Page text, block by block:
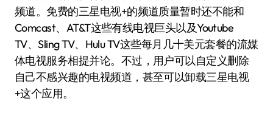
频道。免费的三星电视+的频道质量暂时还不能和
Comcast、AT&T这些有线电视巨头以及Youtube
TV、Sling TV、Hulu TV这些每月几十美元套餐的流媒
体电视服务相提并论。不过，用户可以自定义删除
自己不感兴趣的电视频道，甚至可以卸载三星电视
+这个应用。